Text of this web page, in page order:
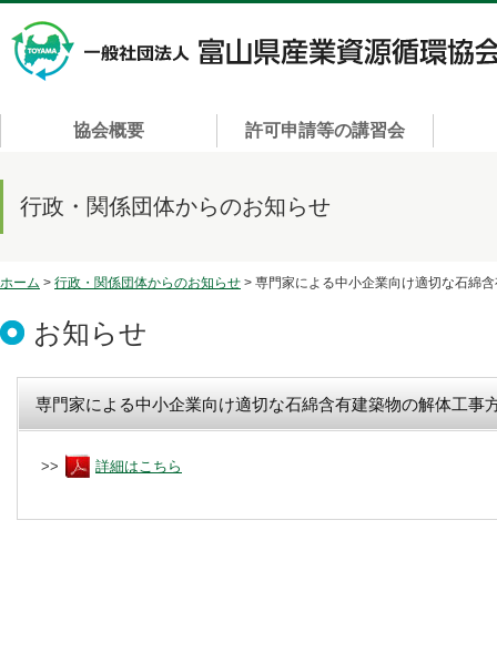
協会概要 許可申請等の講習会
行政・関係団体からのお知らせ
ホーム > 行政・関係団体からのお知らせ > 専門家による中小企業向け適切な石綿
お知らせ
専門家による中小企業向け適切な石綿含有建築物の解体工事
>> 詳細はこちら